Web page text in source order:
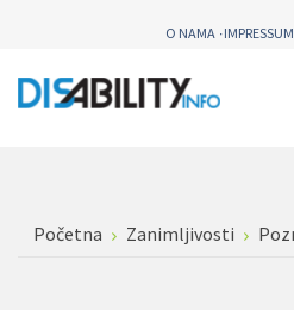
O NAMA IMPRESSUM
Početna Zanimljivosti